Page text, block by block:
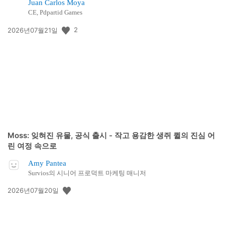
Juan Carlos Moya
CE, Pdpartid Games
공
2026년07월21일 2
Moss: 잊혀진 유물, 공식 출시 - 작고 용감한 생쥐 퀼의 진심 어
린 여정 속으로
Amy Pantea
Survios의 시니어 프로덕트 마케팅 매니저
공
2026년07월20일